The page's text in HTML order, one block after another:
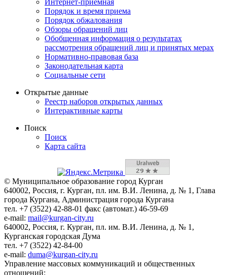
Порядок и время приема
Порядок обжалования
Обзоры обращений лиц
Обобщенная информация о результатах
рассмотрения обращений лиц и принятых мерах
Нормативно-правовая база
Законодательная карта
Социальные сети
Открытые данные
Реестр наборов открытых данных
Интерактивные карты
Поиск
Поиск
Карта сайта
© Муниципальное образование город Курган
640002, Россия, г. Курган, пл. им. В.И. Ленина, д. № 1, Глава
города Кургана, Администрация города Кургана
тел. +7 (3522) 42-88-01 факс (автомат.) 46-59-69
e-mail: mail@kurgan-city.ru
640002, Россия, г. Курган, пл. им. В.И. Ленина, д. № 1,
Курганская городская Дума
тел. +7 (3522) 42-84-00
e-mail: duma@kurgan-city.ru
Управление массовых коммуникаций и общественных
отношений: